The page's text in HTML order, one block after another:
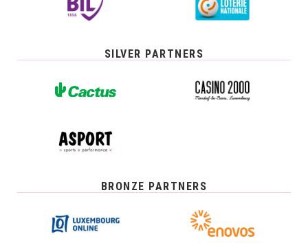
SILVER PARTNERS
BRONZE PARTNERS